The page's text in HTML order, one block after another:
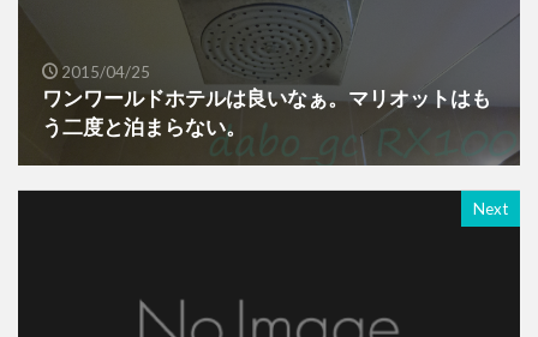
2015/04/25
ワンワールドホテルは良いなぁ。マリオットはも
う二度と泊まらない。
Next